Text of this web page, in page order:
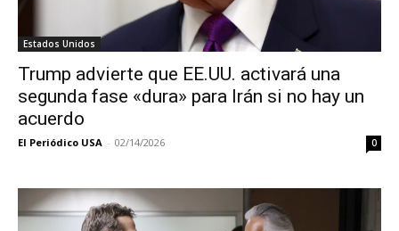
Estados Unidos
Trump advierte que EE.UU. activará una
segunda fase «dura» para Irán si no hay un
acuerdo
El Periódico USA - 02/14/2026 0